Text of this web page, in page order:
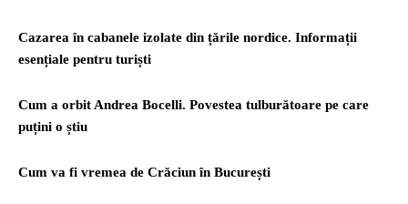
Cazarea în cabanele izolate din țările nordice. Informații
esențiale pentru turiști
Cum a orbit Andrea Bocelli. Povestea tulburătoare pe care
puțini o știu
Cum va fi vremea de Crăciun în București